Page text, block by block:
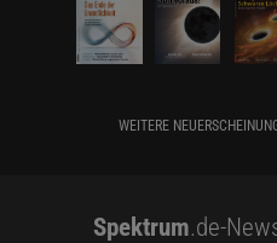
WEITERE
Spektrum.de-